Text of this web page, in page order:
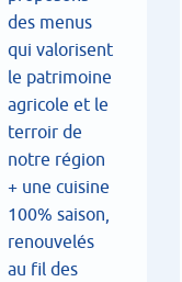
des menus
qui valorisent
le patrimoine
agricole et le
terroir de
notre région
+ une cuisine
100% saison,
renouvelés
au fil des